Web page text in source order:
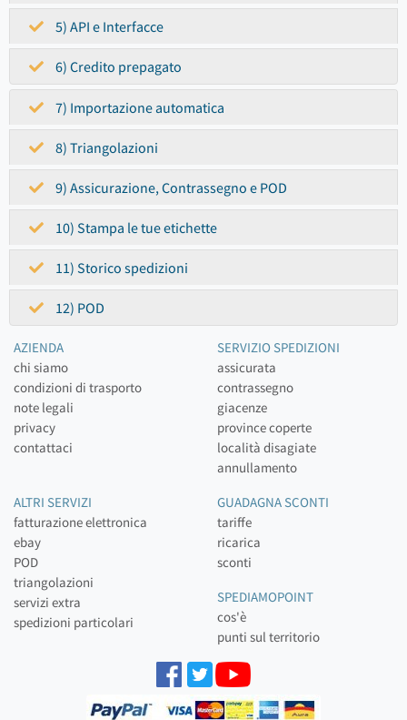
5) API e Interfacce
6) Credito prepagato
7) Importazione automatica
8) Triangolazioni
9) Assicurazione, Contrassegno e POD
10) Stampa le tue etichette
11) Storico spedizioni
12) POD
AZIENDA
chi siamo
condizioni di trasporto
note legali
privacy
contattaci
SERVIZIO SPEDIZIONI
assicurata
contrassegno
giacenze
province coperte
località disagiate
annullamento
ALTRI SERVIZI
fatturazione elettronica
ebay
POD
triangolazioni
servizi extra
spedizioni particolari
GUADAGNA SCONTI
tariffe
ricarica
sconti
SPEDIAMOPOINT
cos'è
punti sul territorio